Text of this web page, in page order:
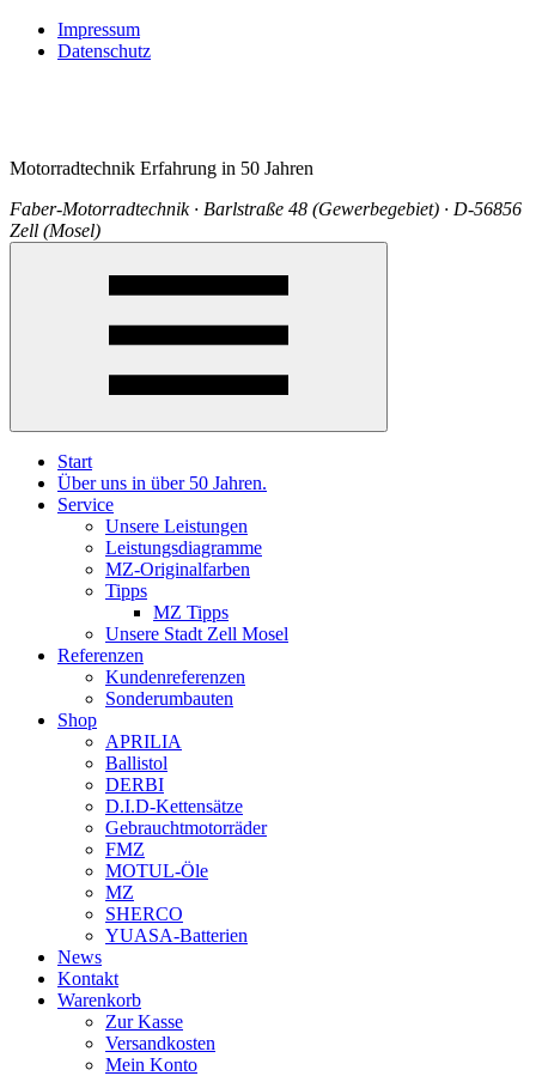
Impressum
Datenschutz
Motorradtechnik Erfahrung in 50 Jahren
Faber-Motorradtechnik · Barlstraße 48 (Gewerbegebiet) · D-56856
Zell (Mosel)
Start
Über uns in über 50 Jahren.
Service
Unsere Leistungen
Leistungsdiagramme
MZ-Originalfarben
Tipps
MZ Tipps
Unsere Stadt Zell Mosel
Referenzen
Kundenreferenzen
Sonderumbauten
Shop
APRILIA
Ballistol
DERBI
D.I.D-Kettensätze
Gebrauchtmotorräder
FMZ
MOTUL-Öle
MZ
SHERCO
YUASA-Batterien
News
Kontakt
Warenkorb
Zur Kasse
Versandkosten
Mein Konto